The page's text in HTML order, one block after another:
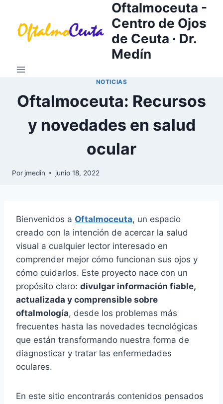
contenido
Oftalmoceuta -
Centro de Ojos
de Ceuta · Dr.
Medín
NOTICIAS
Oftalmoceuta: Recursos
y novedades en salud
ocular
Por jmedin junio 18, 2022
Bienvenidos a Oftalmoceuta, un espacio
creado con la intención de acercar la salud
visual a cualquier lector interesado en
comprender mejor cómo funcionan sus ojos y
cómo cuidarlos. Este proyecto nace con un
propósito claro: divulgar información fiable,
actualizada y comprensible sobre
oftalmología, desde los problemas más
frecuentes hasta las novedades tecnológicas
que están transformando nuestra forma de
diagnosticar y tratar las enfermedades
oculares.
En este sitio encontrarás contenidos pensados